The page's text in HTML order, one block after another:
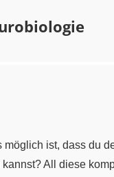
möglich ist, dass du
All diese